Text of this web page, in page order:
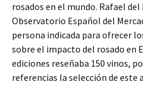
rosados en el mundo. Rafael
Observatorio Español del
persona indicada para ofrecer
sobre el impacto del rosado en
ediciones reseñaba 150 vinos,
referencias la selección de este